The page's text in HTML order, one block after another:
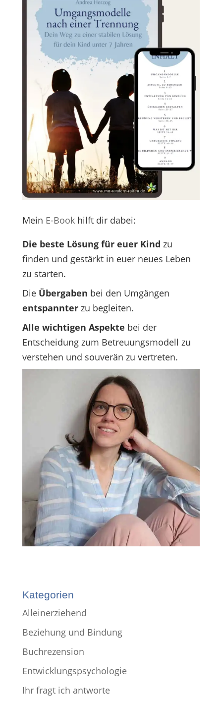
Mein E-Bookhilft dir dabei:
Die beste Lösung für euer Kind zu
finden und gestärkt in euer neues Leben
zu starten.
Die Übergaben bei den Umgängen
entspannterzu begleiten.
Alle wichtigen Aspekte bei der
Entscheidung zum Betreuungsmodell zu
verstehen und souverän zu vertreten.
Kategorien
Alleinerziehend
Beziehung und Bindung
Buchrezension
Entwicklungspsychologie
Ihr fragt ich antworte